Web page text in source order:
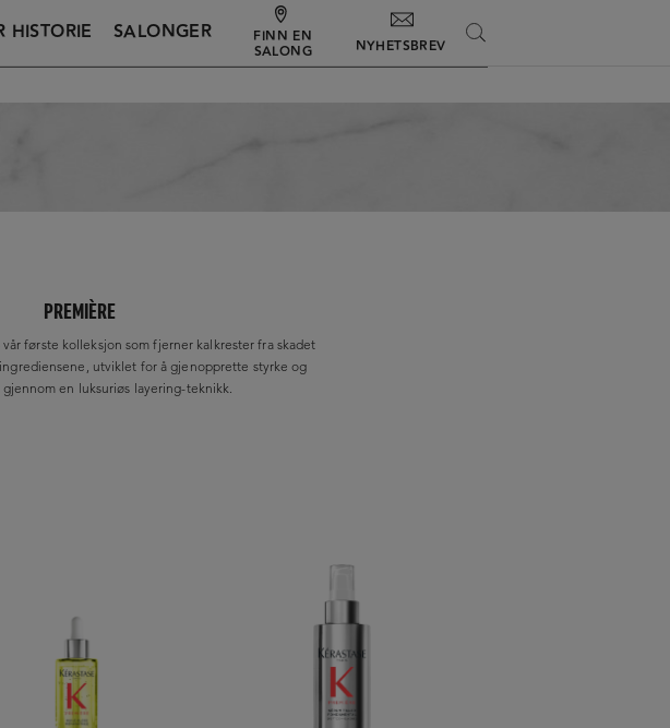
HISTORIE SALONGER FINN EN
SALONG NYHETSBREV
SEARCH
PREMIÈRE
første kolleksjon som fjerner kalkrester fra skadet
utviklet for å gjenopprette styrke og
gjennom en luksuriøs layering-teknikk.